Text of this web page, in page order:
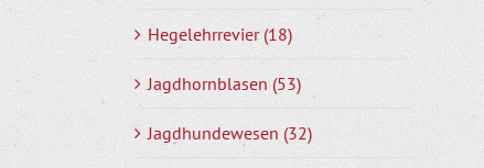
Hegelehrrevier (18)
Jagdhornblasen (53)
Jagdhundewesen (32)